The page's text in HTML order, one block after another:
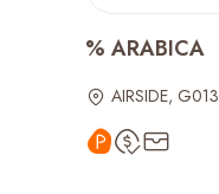
% ARABICA
AIRSIDE, G013